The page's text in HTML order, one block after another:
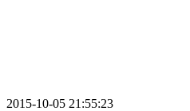
2015-10-05 21:55:23